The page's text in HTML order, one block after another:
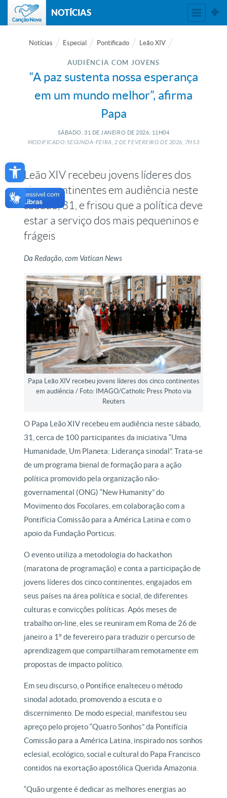
Open toolbar
NOTÍCIAS
Notícias Especial Pontificado Leão XIV
AUDIÊNCIA COM JOVENS
“A paz sustenta nossa esperança
em um mundo melhor”, afirma
Papa
SÁBADO, 31 DE JANEIRO DE 2026, 11H04
MODIFICADO: SEGUNDA-FEIRA, 2 DEFEVEREIRO DE 2026, 7H53
Leão XIV recebeu jovens líderes dos
cinco continentes em audiência neste
sábado, 31, e frisou que a política deve
estar a serviço dos mais pequeninos e
frágeis
Da Redação, com Vatican News
Papa Leão XIV recebeu jovens líderes dos cinco continentes
em audiência / Foto: IMAGO/Catholic Press Photo via
Reuters
O Papa Leão XIV recebeu em audiência neste sábado,
31, cerca de 100 participantes da iniciativa “Uma
Humanidade, Um Planeta: Liderança sinodal”. Trata-se
de um programa bienal de formação para a ação
política promovido pela organização não-
governamental (ONG) “New Humanity” do
Movimento dos Focolares, em colaboração com a
Pontifícia Comissão para a América Latina e com o
apoio da Fundação Porticus.
O evento utiliza a metodologia do hackathon
(maratona de programação) e conta a participação de
jovens líderes dos cinco continentes, engajados em
seus países na área política e social, de diferentes
culturas e convicções políticas. Após meses de
trabalho on-line, eles se reuniram em Roma de 26 de
janeiro a 1º de fevereiro para traduzir o percurso de
aprendizagem que compartilharam remotamente em
propostas de impacto político.
Em seu discurso, o Pontífice enalteceu o método
sinodal adotado, promovendo a escuta e o
discernimento. De modo especial, manifestou seu
apreço pelo projeto “Quatro Sonhos” da Pontifícia
Comissão para a América Latina, inspirado nos sonhos
eclesial, ecológico, social e cultural do Papa Francisco
contidos na exortação apostólica Querida Amazonia.
“Quão urgente é dedicar as melhores energias ao